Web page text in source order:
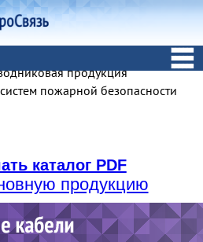
продукция
пожарной безопасности
каталог PDF
продукцию